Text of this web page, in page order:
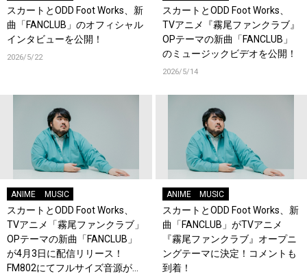
スカートとODD Foot Works、新
曲「FANCLUB」のオフィシャル
インタビューを公開！
2026/5/22
スカートとODD Foot Works、
TVアニメ『霧尾ファンクラブ』
OPテーマの新曲「FANCLUB」
のミュージックビデオを公開！
2026/5/14
ANIME MUSIC
スカートとODD Foot Works、
TVアニメ「霧尾ファンクラブ」
OPテーマの新曲「FANCLUB」
が4月3日に配信リリース！
FM802にてフルサイズ音源が初
ANIME MUSIC
スカートとODD Foot Works、新
曲「FANCLUB」がTVアニメ
『霧尾ファンクラブ』オープニ
ングテーマに決定！コメントも
到着！